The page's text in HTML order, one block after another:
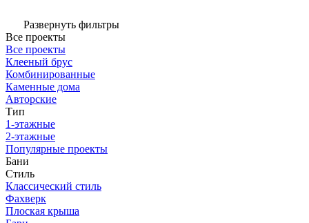
Развернуть фильтры
Все проекты
Все проекты
Клееный брус
Комбинированные
Каменные дома
Авторские
Тип
1-этажные
2-этажные
Популярные проекты
Бани
Стиль
Классический стиль
Фахверк
Плоская крыша